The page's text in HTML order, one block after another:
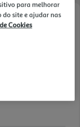
fornecimento de
para melhorar
site e ajudar nas
Cookies